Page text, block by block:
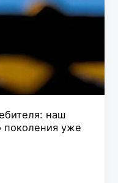
наш
поколения уже